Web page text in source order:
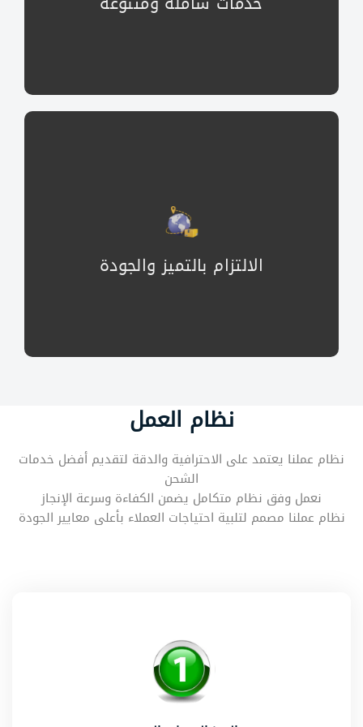
الالتزام بالتميز والجودة
نلتزم بالتميز والجودة في جميع خدمات الشحن
خدمات شحن تجمع بين الجودة والتميز لتلبية توقعاتك
التميز والجودة أساس عملنا لتوفير أفضل حلول الشحن
نظام العمل
نظام عملنا يعتمد على الاحترافية والدقة لتقديم أفضل خدمات
الشحن
نعمل وفق نظام متكامل يضمن الكفاءة وسرعة الإنجاز
نظام عملنا مصمم لتلبية احتياجات العملاء بأعلى معايير الجودة